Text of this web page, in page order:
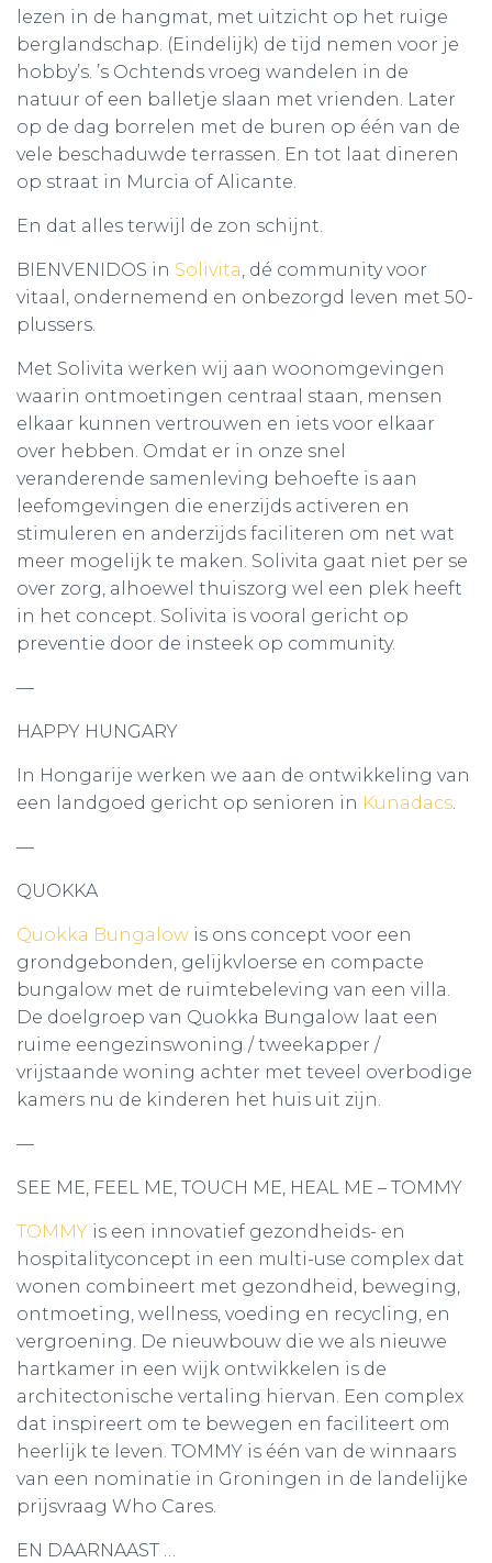
lezen in de hangmat, met uitzicht op het ruige
berglandschap. (Eindelijk) de tijd nemen voor je
hobby’s. ’s Ochtends vroeg wandelen in de
natuur of een balletje slaan met vrienden. Later
op de dag borrelen met de buren op één van de
vele beschaduwde terrassen. En tot laat dineren
op straat in Murcia of Alicante.
En dat alles terwijl de zon schijnt.
BIENVENIDOS in Solivita, dé community voor
vitaal, ondernemend en onbezorgd leven met 50-
plussers.
Met Solivita werken wij aan woonomgevingen
waarin ontmoetingen centraal staan, mensen
elkaar kunnen vertrouwen en iets voor elkaar
over hebben. Omdat er in onze snel
veranderende samenleving behoefte is aan
leefomgevingen die enerzijds activeren en
stimuleren en anderzijds faciliteren om net wat
meer mogelijk te maken. Solivita gaat niet per se
over zorg, alhoewel thuiszorg wel een plek heeft
in het concept. Solivita is vooral gericht op
preventie door de insteek op community.
—
HAPPY HUNGARY
In Hongarije werken we aan de ontwikkeling van
een landgoed gericht op senioren in Kunadacs.
—
QUOKKA
Quokka Bungalow is ons concept voor een
grondgebonden, gelijkvloerse en compacte
bungalow met de ruimtebeleving van een villa.
De doelgroep van Quokka Bungalow laat een
ruime eengezinswoning / tweekapper /
vrijstaande woning achter met teveel overbodige
kamers nu de kinderen het huis uit zijn.
—
SEE ME, FEEL ME, TOUCH ME, HEAL ME – TOMMY
TOMMY is een innovatief gezondheids- en
hospitalityconcept in een multi-use complex dat
wonen combineert met gezondheid, beweging,
ontmoeting, wellness, voeding en recycling, en
vergroening. De nieuwbouw die we als nieuwe
hartkamer in een wijk ontwikkelen is de
architectonische vertaling hiervan. Een complex
dat inspireert om te bewegen en faciliteert om
heerlijk te leven. TOMMY is één van de winnaars
van een nominatie in Groningen in de landelijke
prijsvraag Who Cares.
EN DAARNAAST …